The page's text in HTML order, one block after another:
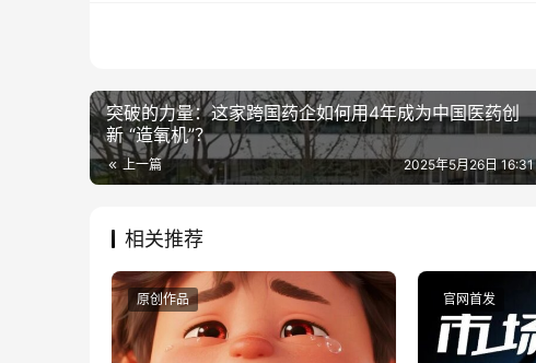
突破的力量：这家跨国药企如何用4年成为中国医药创
新 “造氧机”？
上一篇 2025年5月26日 16:31
相关推荐
原创作品 官网首发